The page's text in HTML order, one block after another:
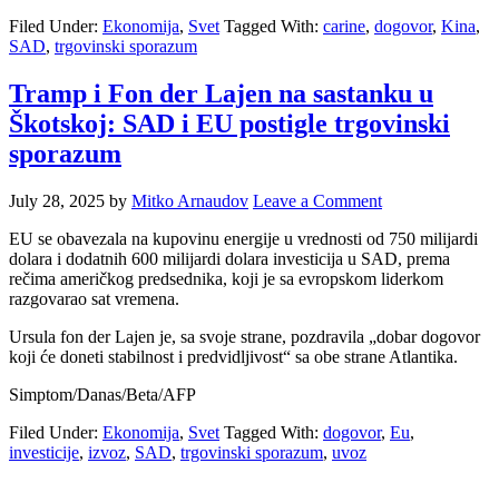
Filed Under: Ekonomija, Svet Tagged With: carine, dogovor, Kina,
SAD, trgovinski sporazum
Tramp i Fon der Lajen na sastanku u
Škotskoj: SAD i EU postigle trgovinski
sporazum
July 28, 2025 by Mitko Arnaudov Leave a Comment
EU se obavezala na kupovinu energije u vrednosti od 750 milijardi
dolara i dodatnih 600 milijardi dolara investicija u SAD, prema
rečima američkog predsednika, koji je sa evropskom liderkom
razgovarao sat vremena.
Ursula fon der Lajen je, sa svoje strane, pozdravila „dobar dogovor
koji će doneti stabilnost i predvidljivost“ sa obe strane Atlantika.
Simptom/Danas/Beta/AFP
Filed Under: Ekonomija, Svet Tagged With: dogovor, Eu,
investicije, izvoz, SAD, trgovinski sporazum, uvoz